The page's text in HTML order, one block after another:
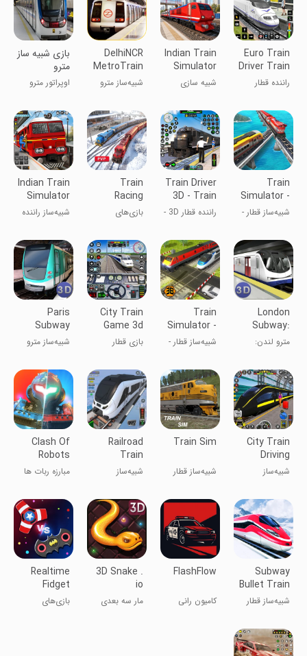
Euro Train
Driver Train
Games
راننده قطار
بازی‌های قطاری
Indian Train
Simulator
Game
شبیه سازی
DelhiNCR
MetroTrain
Simulator
شبیه‌ساز مترو
بازی شبیه ساز
مترو
اوپراتور مترو
Train
Simulator -
Free
Games
شبیه‌ساز قطار -
Train Driver
3D - Train
Games
راننده قطار 3D -
Train
Racing
Games 3D
2 Player
بازی‌های
۳D دو نفره
Indian Train
Simulator
Express
شبیه‌ساز راننده
London
Subway:
Train
Simulator
مترو لندن:
Train
Simulator -
Rail Driving
شبیه‌ساز قطار -
City Train
Game 3d
Train
games
بازی قطار
Paris
Subway
Simulator
شبیه‌ساز مترو
City Train
Driving
Simulator
شبیه‌ساز
اروپایی
Train Sim
شبیه‌ساز قطار
Railroad
Train
Simulator
Games
شبیه‌ساز
راه‌آهن
Clash Of
Robots
Fighting
Game
مبارزه ربات ها
Subway
Bullet Train
Simulator
شبیه‌ساز قطار
۲۰۱۹
FlashFlow
کامیون رانی
3D Snake .
io
مار سه بعدی
Realtime
Fidget
Spinner
Games
بازی‌های